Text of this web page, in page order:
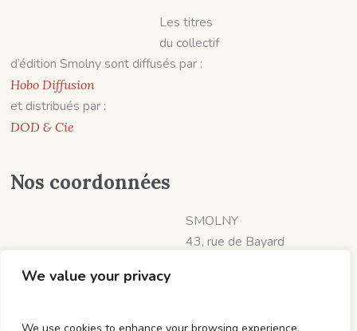
We value your privacy
Les titres
du collectif
d’édition Smolny sont diffusés par :
Hobo Diffusion
et distribués par :
DOD & Cie
Nos coordonnées
SMOLNY
43, rue de Bayard
📱 07 60 19 06 57
Sm0lny